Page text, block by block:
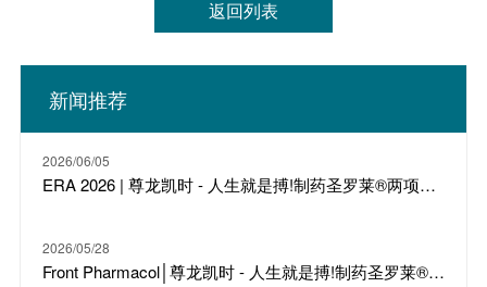
返回列表
新闻推荐
2026/06/05
ERA 2026 | 尊龙凯时 - 人生就是搏!制药圣罗莱®两项研究成果亮相，聚焦联合治疗与优化给药
2026/05/28
Front Pharmacol│尊龙凯时 - 人生就是搏!制药圣罗莱®改善尿毒症性心肌病双重机制研究发表